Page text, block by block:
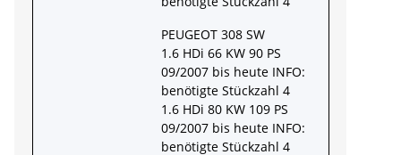
PEUGEOT 308 SW
1.6 HDi 66 KW 90 PS
09/2007 bis heute INFO:
benötigte Stückzahl 4
1.6 HDi 80 KW 109 PS
09/2007 bis heute INFO:
benötigte Stückzahl 4